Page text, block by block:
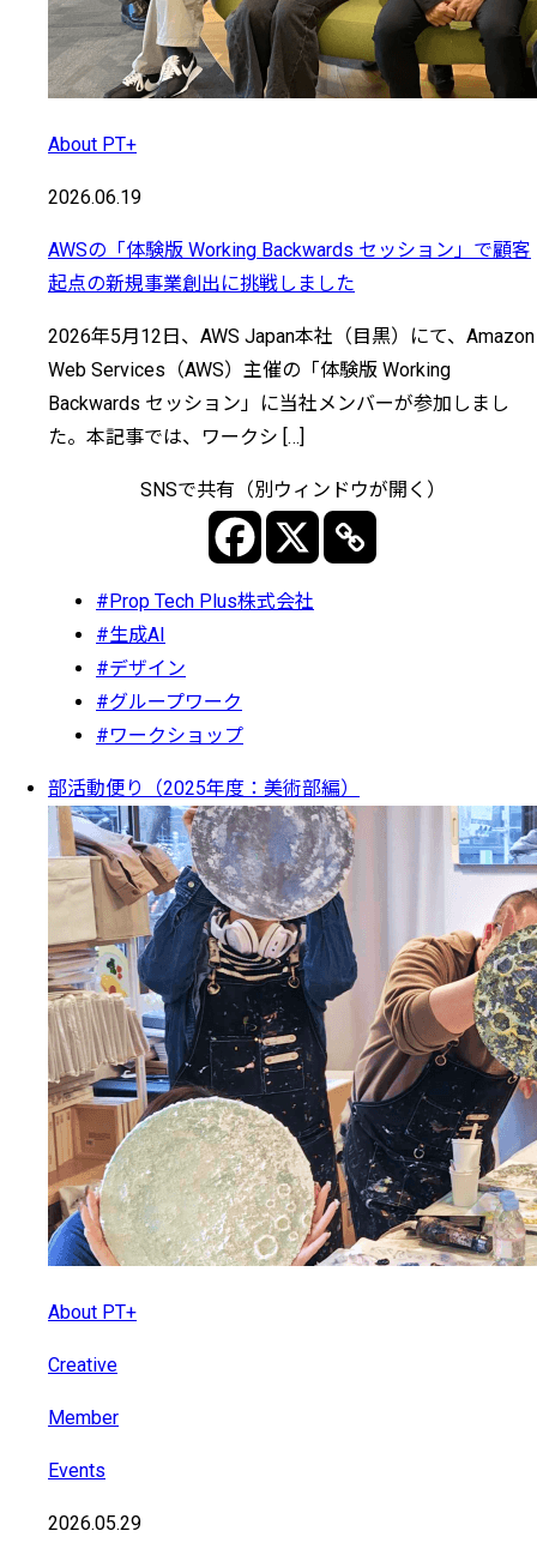
About PT+
2026.06.19
AWSの「体験版 Working Backwards セッション」で顧客
起点の新規事業創出に挑戦しました
2026年5月12日、AWS Japan本社（目黒）にて、Amazon
Web Services（AWS）主催の「体験版 Working
Backwards セッション」に当社メンバーが参加しまし
た。本記事では、ワークシ […]
SNSで共有（別ウィンドウが開く）
#Prop Tech Plus株式会社
#生成AI
#デザイン
#グループワーク
#ワークショップ
部活動便り（2025年度：美術部編）
About PT+
Creative
Member
Events
2026.05.29